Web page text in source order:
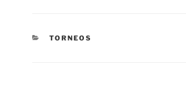
CATEGORÍAS
TORNEOS